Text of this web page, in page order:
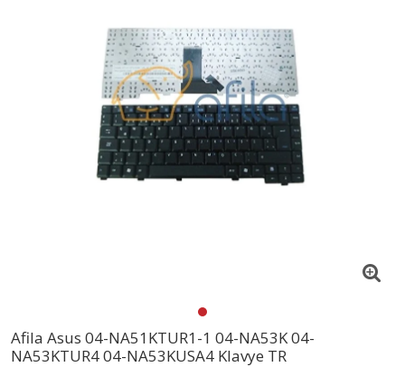
Afila Asus 04-NA51KTUR1-1 04-NA53K 04-
NA53KTUR4 04-NA53KUSA4 Klavye TR